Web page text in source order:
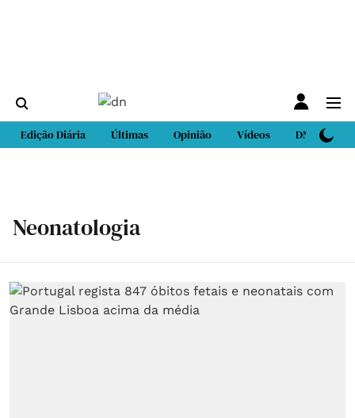
Edição Diária Últimas Opinião Vídeos DN Sport
Neonatologia